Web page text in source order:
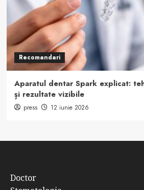
Recomandari
Aparatul dentar Spark explicat:
și rezultate vizibile
press 12 iunie 2026
Doctor